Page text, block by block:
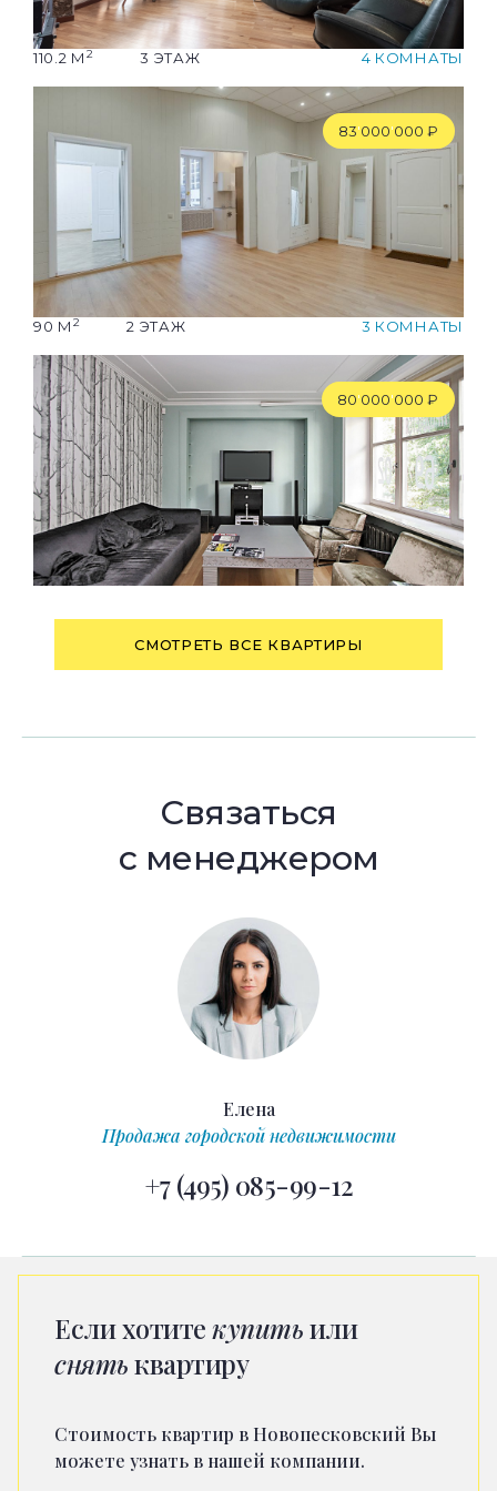
110.2 М 2 3 ЭТАЖ 4 КОМНАТЫ
83'000'000 ₽
90 М 2 2 ЭТАЖ 3 КОМНАТЫ
80'000'000 ₽
СМОТРЕТЬ ВСЕ КВАРТИРЫ
Связаться
с менеджером
Елена
Продажа городской недвижимости
+7 (495) 085-99-12
Если хотите купитьили
снятьквартиру
Стоимость квартир в Новопесковский Вы
можете узнать в нашей компании.